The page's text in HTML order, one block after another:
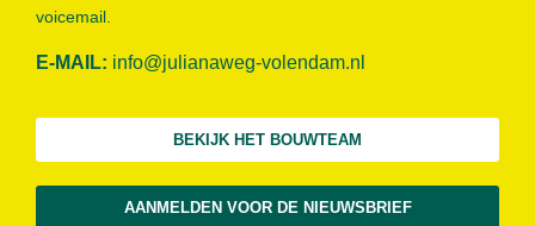
voicemail.
E-MAIL: info@julianaweg-volendam.n
BEKIJK HET BOUWTEAM
AANMELDEN VOOR DE NIEUWSBRIEF